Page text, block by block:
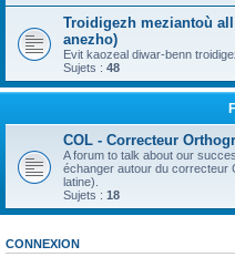
Troidigezh meziantoù
anezho)
Evit kaozeal diwar-benn
Sujets : 48
COL - Correcteur
A forum to talk about our
échanger autour du correcteur
latine).
Sujets : 18
CONNEXION